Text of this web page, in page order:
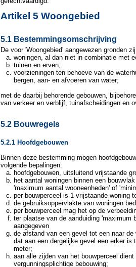
Artikel 5 Woongebied
5.1 Bestemmingsomschrijving
De voor 'Woongebied' aangewezen gronden
woningen, al dan niet in combinatie met
tuinen en erven;
voorzieningen ten behoeve van de
bergen, aan- en afvoeren van water;
met de daarbij behorende gebouwen,
van verkeer en verblijf, tuinafscheidingen en
5.2 Bouwregels
5.2.1 Hoofdgebouwen
Binnen deze bestemming mogen
volgende bepalingen:
hoofdgebouwen, uitsluitend vrijstaande
het aantal woningen binnen een
'maximum aantal wooneenheden' of
per bouwperceel is 1 vrijstaande woning
de gebruiksoppervlakte van woningen
per bouwperceel mag het op de
ter plaatse van de aanduiding 'maximum
aangegeven
de afstand van een gevel tot een naar
dat aan een dergelijke gevel een erker
meter;
aan alle zijden van het bouwperceel
vergunningsplichtige bebouwing;